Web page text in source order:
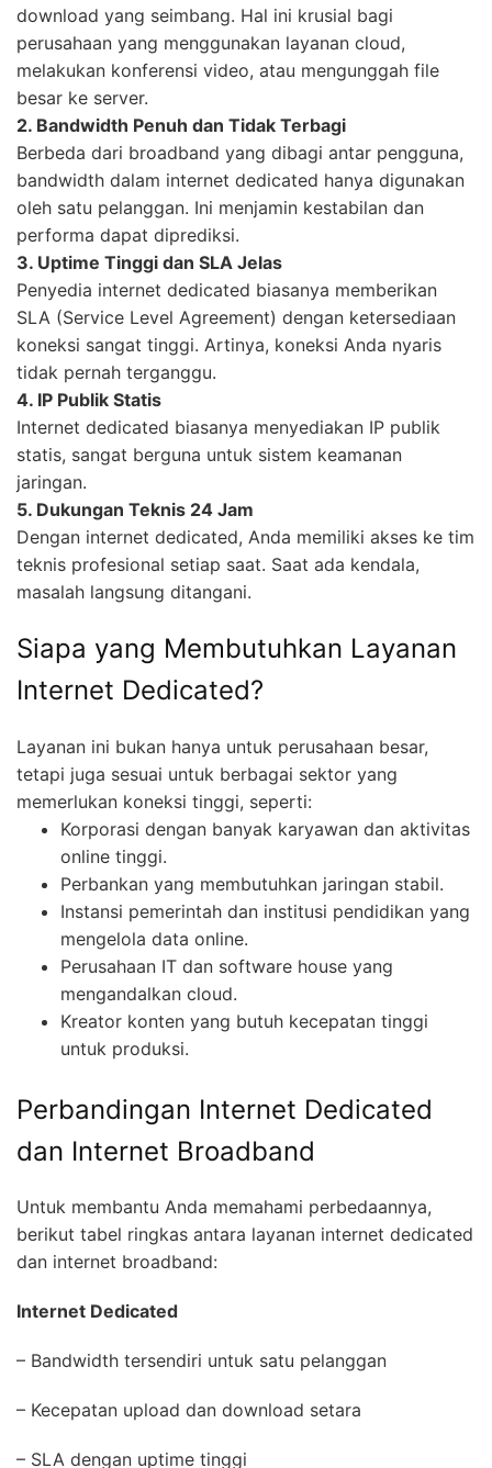
download yang seimbang. Hal ini krusial bagi
perusahaan yang menggunakan layanan cloud,
melakukan konferensi video, atau mengunggah file
besar ke server.
2. Bandwidth Penuh dan Tidak Terbagi
Berbeda dari broadband yang dibagi antar pengguna,
bandwidth dalam internet dedicated hanya digunakan
oleh satu pelanggan. Ini menjamin kestabilan dan
performa dapat diprediksi.
3. Uptime Tinggi dan SLA Jelas
Penyedia internet dedicated biasanya memberikan
SLA (Service Level Agreement) dengan ketersediaan
koneksi sangat tinggi. Artinya, koneksi Anda nyaris
tidak pernah terganggu.
4. IP Publik Statis
Internet dedicated biasanya menyediakan IP publik
statis, sangat berguna untuk sistem keamanan
jaringan.
5. Dukungan Teknis 24 Jam
Dengan internet dedicated, Anda memiliki akses ke tim
teknis profesional setiap saat. Saat ada kendala,
masalah langsung ditangani.
Siapa yang Membutuhkan Layanan
Internet Dedicated?
Layanan ini bukan hanya untuk perusahaan besar,
tetapi juga sesuai untuk berbagai sektor yang
memerlukan koneksi tinggi, seperti:
Korporasi dengan banyak karyawan dan aktivitas
online tinggi.
Perbankan yang membutuhkan jaringan stabil.
Instansi pemerintah dan institusi pendidikan yang
mengelola data online.
Perusahaan IT dan software house yang
mengandalkan cloud.
Kreator konten yang butuh kecepatan tinggi
untuk produksi.
Perbandingan Internet Dedicated
dan Internet Broadband
Untuk membantu Anda memahami perbedaannya,
berikut tabel ringkas antara layanan internet dedicated
dan internet broadband:
Internet Dedicated
– Bandwidth tersendiri untuk satu pelanggan
– Kecepatan upload dan download setara
– SLA dengan uptime tinggi